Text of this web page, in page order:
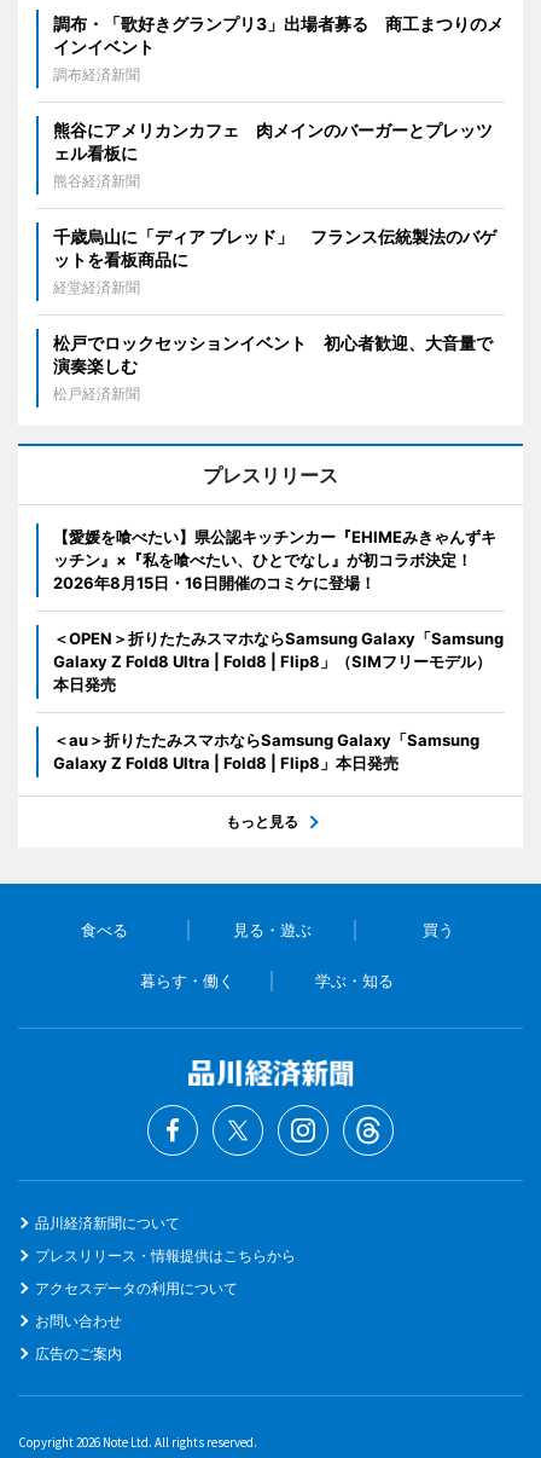
調布・「歌好きグランプリ3」出場者募る 商工まつりのメ
インイベント
調布経済新聞
熊谷にアメリカンカフェ 肉メインのバーガーとプレッツ
ェル看板に
熊谷経済新聞
千歳烏山に「ディア ブレッド」 フランス伝統製法のバゲ
ットを看板商品に
経堂経済新聞
松戸でロックセッションイベント 初心者歓迎、大音量で
演奏楽しむ
松戸経済新聞
プレスリリース
【愛媛を喰べたい】県公認キッチンカー『EHIMEみきゃんずキ
ッチン』×『私を喰べたい、ひとでなし』が初コラボ決定！
2026年8月15日・16日開催のコミケに登場！
＜OPEN＞折りたたみスマホならSamsung Galaxy「Samsung
Galaxy Z Fold8 Ultra | Fold8 | Flip8」（SIMフリーモデル）
本日発売
＜au＞折りたたみスマホならSamsung Galaxy「Samsung
Galaxy Z Fold8 Ultra | Fold8 | Flip8」本日発売
もっと見る
食べる 見る・遊ぶ 買う
暮らす・働く 学ぶ・知る
品川経済新聞について
プレスリリース・情報提供はこちらから
アクセスデータの利用について
お問い合わせ
広告のご案内
Copyright 2026 Note Ltd. All rights reserved.